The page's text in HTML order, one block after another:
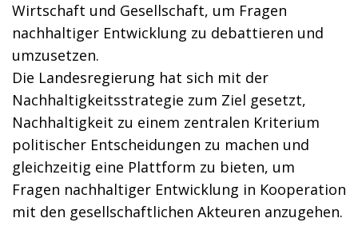
Wirtschaft und Gesellschaft, um Fragen
nachhaltiger Entwicklung zu debattieren und
umzusetzen.
Die Landesregierung hat sich mit der
Nachhaltigkeitsstrategie zum Ziel gesetzt,
Nachhaltigkeit zu einem zentralen Kriterium
politischer Entscheidungen zu machen und
gleichzeitig eine Plattform zu bieten, um
Fragen nachhaltiger Entwicklung in Kooperation
mit den gesellschaftlichen Akteuren anzugehen.